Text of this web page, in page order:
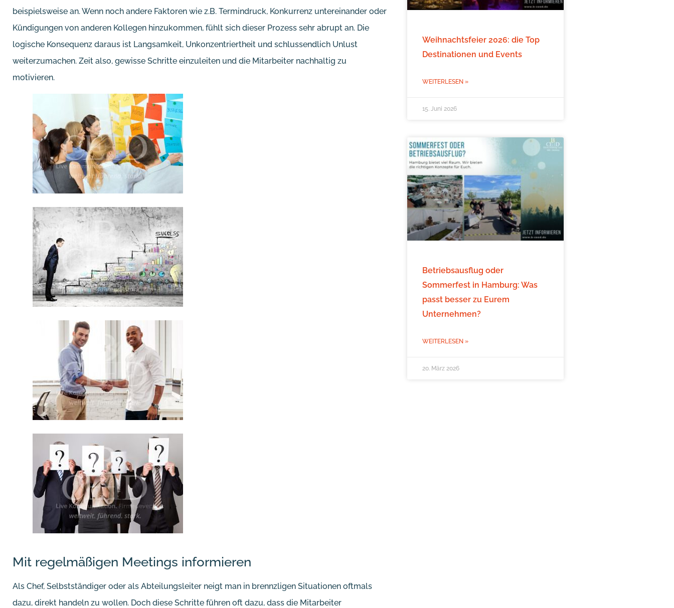
beispielsweise an. Wenn noch andere Faktoren wie z.B. Termindruck, Konkurrenz untereinander oder
Kündigungen von anderen Kollegen hinzukommen, fühlt sich dieser Prozess sehr abrupt an. Die
logische Konsequenz daraus ist Langsamkeit, Unkonzentriertheit und schlussendlich Unlust
weiterzumachen. Zeit also, gewisse Schritte einzuleiten und die Mitarbeiter nachhaltig zu
motivieren.
Mit regelmäßigen Meetings informieren
Als Chef, Selbstständiger oder als Abteilungsleiter neigt man in brennzligen Situationen oftmals
dazu, direkt handeln zu wollen. Doch diese Schritte führen oft dazu, dass die Mitarbeiter
Weihnachtsfeier 2026: die Top
Destinationen und Events
WEITERLESEN »
15. Juni 2026
Betriebsausflug oder
Sommerfest in Hamburg: Was
passt besser zu Eurem
Unternehmen?
WEITERLESEN »
20. März 2026